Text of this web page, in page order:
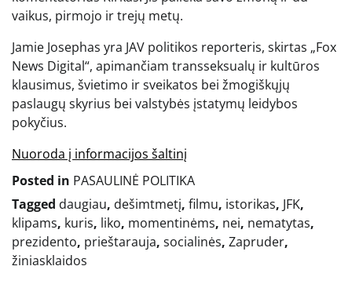
vaikus, pirmojo ir trejų metų.
Jamie Josephas yra JAV politikos reporteris, skirtas „Fox
News Digital“, apimančiam transseksualų ir kultūros
klausimus, švietimo ir sveikatos bei žmogiškųjų
paslaugų skyrius bei valstybės įstatymų leidybos
pokyčius.
Nuoroda į informacijos šaltinį
Posted in PASAULINĖ POLITIKA
Tagged daugiau, dešimtmetį, filmu, istorikas, JFK,
klipams, kuris, liko, momentinėms, nei, nematytas,
prezidento, prieštarauja, socialinės, Zapruder,
žiniasklaidos